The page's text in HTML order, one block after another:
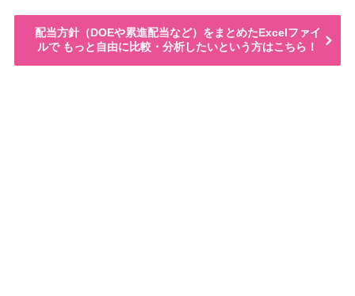
配当方針（DOEや累進配当など）をまとめたExcelファイ
ルで もっと自由に比較・分析したいという方はこちら！